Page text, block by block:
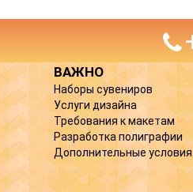
ВАЖНО
Наборы сувениров
Услуги дизайна
Требования к макетам
Разработка полиграфии
Дополнительные условия